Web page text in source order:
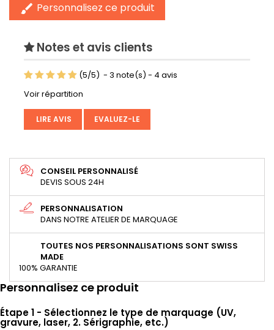
brush Personnalisez ce produit
Notes et avis clients
(5/5) - 3 note(s) - 4 avis
Voir répartition
LIRE AVIS EVALUEZ-LE
CONSEIL PERSONNALISÉ
DEVIS SOUS 24H
PERSONNALISATION
DANS NOTRE ATELIER DE MARQUAGE
TOUTES NOS PERSONNALISATIONS SONT SWISS
MADE
100% GARANTIE
Personnalisez ce produit
Étape 1 - Sélectionnez le type de marquage (UV,
gravure, laser, 2. Sérigraphie, etc.)